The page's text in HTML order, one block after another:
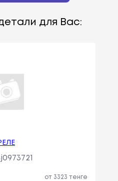
для Вас:
от 3323 тенге